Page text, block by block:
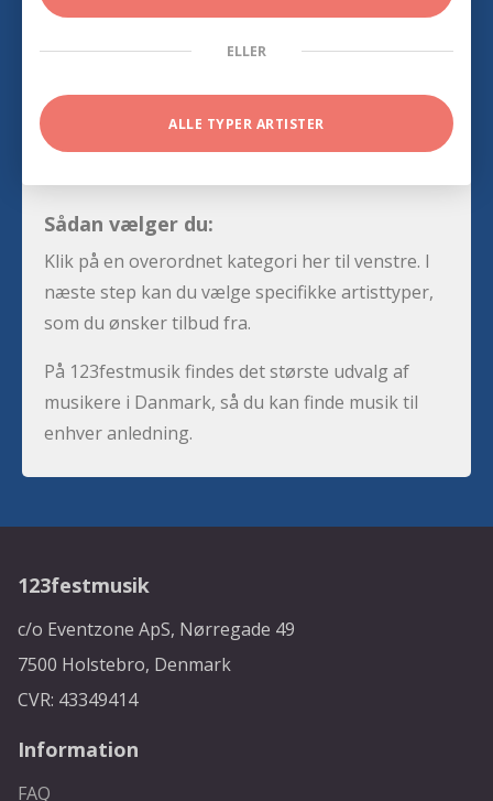
ELLER
ALLE TYPER ARTISTER
Sådan vælger du:
Klik på en overordnet kategori her til venstre. I
næste step kan du vælge specifikke artisttyper,
som du ønsker tilbud fra.
På 123festmusik findes det største udvalg af
musikere i Danmark, så du kan finde musik til
enhver anledning.
123festmusik
c/o Eventzone ApS, Nørregade 49
7500 Holstebro, Denmark
CVR: 43349414
Information
FAQ